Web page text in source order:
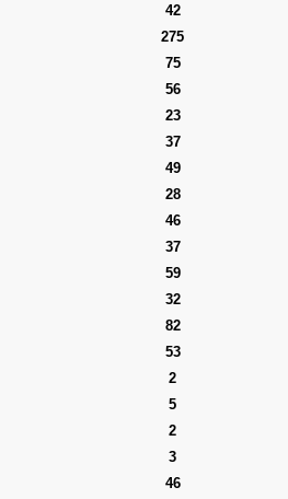
42
275
75
56
23
37
49
28
46
37
59
32
82
53
2
5
2
3
46